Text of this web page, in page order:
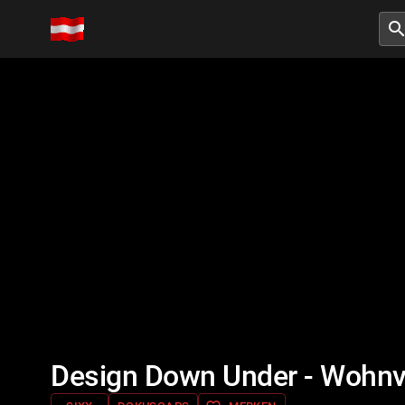
search
Design Down Under -